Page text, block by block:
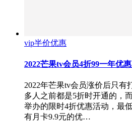
vip半价优惠
2022芒果tv会员4折99一年优
2022年芒果tv会员涨价后只有
多人之前都是5折时开通的，
举办的限时4折优惠活动，最
有月卡9.9元的优…